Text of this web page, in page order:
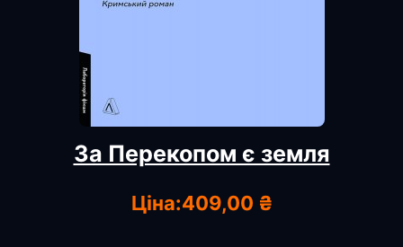
За Перекопом є земля
Ціна:409,00 ₴